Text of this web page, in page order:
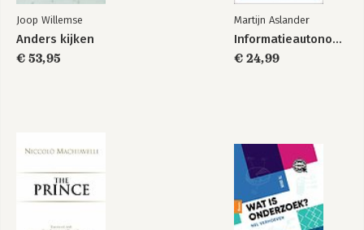
Joop Willemse
Anders kijken
€ 53,95
Martijn Aslander
Informatieautonomie
€ 24,99